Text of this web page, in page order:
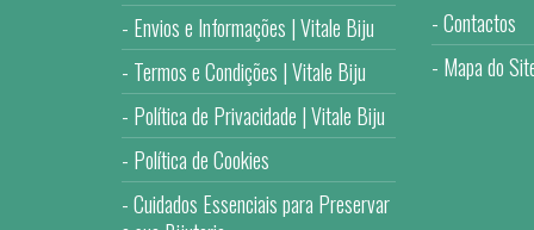
Envios e Informações | Vitale Biju
Termos e Condições | Vitale Biju
Política de Privacidade | Vitale Biju
Política de Cookies
Cuidados Essenciais para Preservar
Contactos
Mapa do